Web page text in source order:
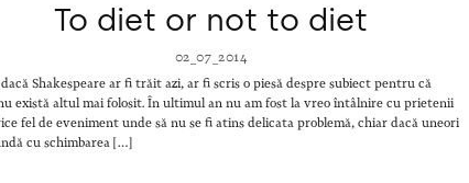
To diet or not to diet
02_07_2014
Shakespeare ar fi trăit azi, ar fi scris o piesă despre subiect pentru că
există altul mai folosit. În ultimul an nu am fost la vreo întâlnire cu prietenii
fel de eveniment unde să nu se fi atins delicata problemă, chiar dacă uneori
cu schimbarea […]